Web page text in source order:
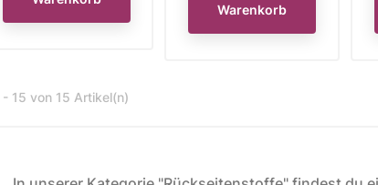
Warenkorb
- 15 von 15 Artikel(n)